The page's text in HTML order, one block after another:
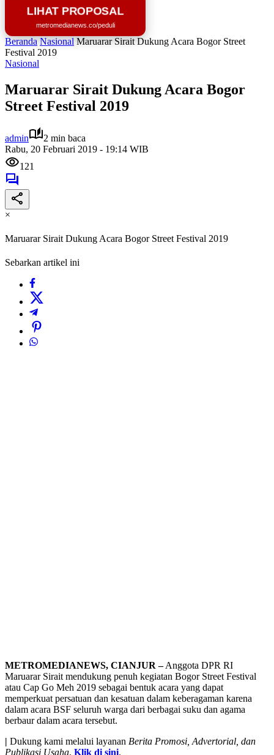
LIHAT PROPOSAL
metromedianews.co/peduli
Beranda Nasional Maruarar Sirait Dukung Acara Bogor Street
Festival 2019
Nasional
Maruarar Sirait Dukung Acara Bogor
Street Festival 2019
admin
2 min baca
Rabu, 20 Februari 2019 - 19:14 WIB
121
×
Maruarar Sirait Dukung Acara Bogor Street Festival 2019
Sebarkan artikel ini
METROMEDIANEWS, CIANJUR –Anggota DPR RI
Maruarar Sirait mendukung penuh kegiatan Bogor Street Festival
atau Cap Go Meh 2019 sebagai bentuk acara yang dapat
memperkuat persatuan dan kesatuan dalam keberagaman karena
dalam acara BSF seluruh warga dari berbagai suku dan agama
berbaur dalam acara tersebut.
| Dukung kami melalui layanan Berita Promosi, Advertorial, dan
Publikasi Usaha. Klik di sini.